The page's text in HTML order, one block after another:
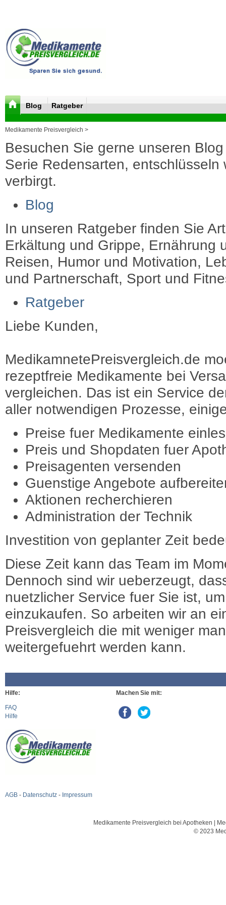
Blog Ratgeber
Medikamente Preisvergleich >
Besuchen Sie gerne unseren
Serie Redensarten, entschlüsseln
verbirgt.
Blog
In unseren Ratgeber finden Sie
Erkältung und Grippe, Ernährung
Reisen, Humor und Motivation,
und Partnerschaft, Sport und
Ratgeber
Liebe Kunden,
MedikamnetePreisvergleich.de
rezeptfreie Medikamente bei
vergleichen. Das ist ein Service
aller notwendigen Prozesse,
Preise fuer Medikamente
Preis und Shopdaten fuer
Preisagenten versenden
Guenstige Angebote
Aktionen recherchieren
Administration der Technik
Investition von geplanter Zeit
Diese Zeit kann das Team im
Dennoch sind wir ueberzeugt,
nuetzlicher Service fuer Sie ist,
einzukaufen. So arbeiten wir an
Preisvergleich die mit weniger
weitergefuehrt werden kann.
Hilfe:
FAQ
Hilfe
AGB - Datenschutz - Impressum
Machen Sie mit:
Medikamente Preisvergleich bei Apotheken |
© 2023